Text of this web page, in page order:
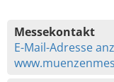
Messekontakt
E-Mail-Adresse